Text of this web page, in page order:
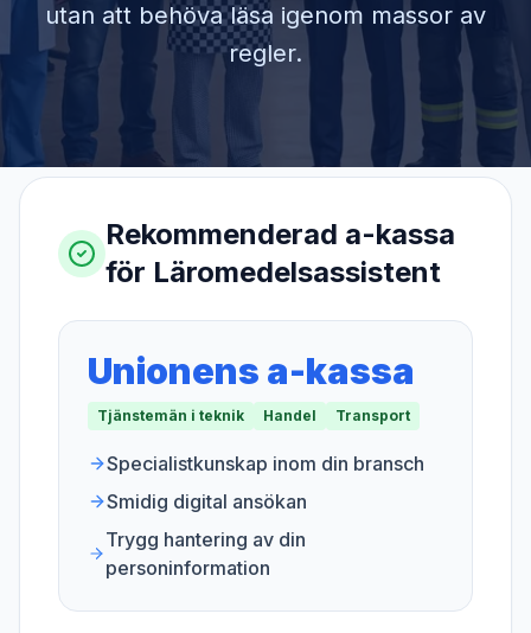
utan att behöva läsa igenom massor av
regler.
Rekommenderad a-kassa
för Läromedelsassistent
Unionens a-kassa
Tjänstemän i teknik Handel Transport
Specialistkunskap inom din bransch
Smidig digital ansökan
Trygg hantering av din
personinformation